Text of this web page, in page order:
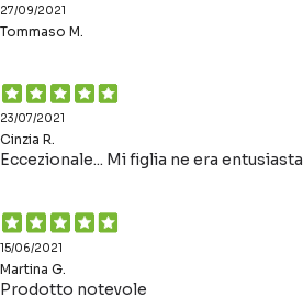
27/09/2021
Tommaso M.
23/07/2021
Cinzia R.
Eccezionale... Mi figlia ne era entusiasta
15/06/2021
Martina G.
Prodotto notevole